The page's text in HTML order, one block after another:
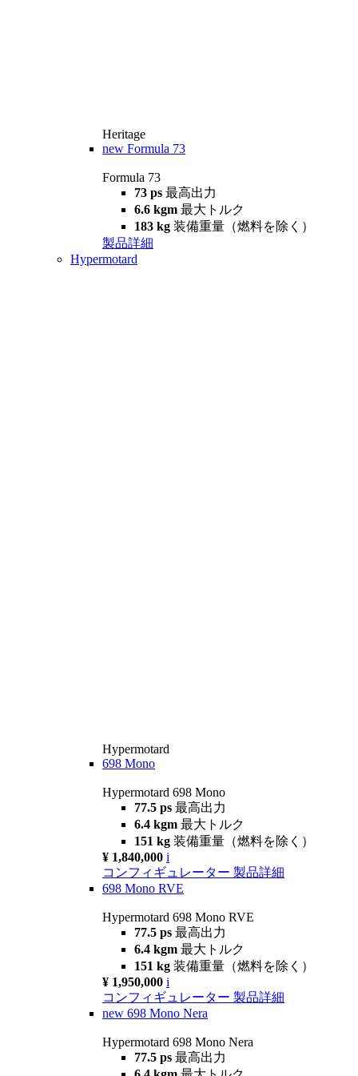
Heritage
new Formula 73
Formula 73
73 ps 最高出力
6.6 kgm 最大トルク
183 kg 装備重量（燃料を除く）
製品詳細
Hypermotard
Hypermotard
698 Mono
Hypermotard 698 Mono
77.5 ps 最高出力
6.4 kgm 最大トルク
151 kg 装備重量（燃料を除く）
¥ 1,840,000 i
コンフィギュレーター 製品詳細
698 Mono RVE
Hypermotard 698 Mono RVE
77.5 ps 最高出力
6.4 kgm 最大トルク
151 kg 装備重量（燃料を除く）
¥ 1,950,000 i
コンフィギュレーター 製品詳細
new 698 Mono Nera
Hypermotard 698 Mono Nera
77.5 ps 最高出力